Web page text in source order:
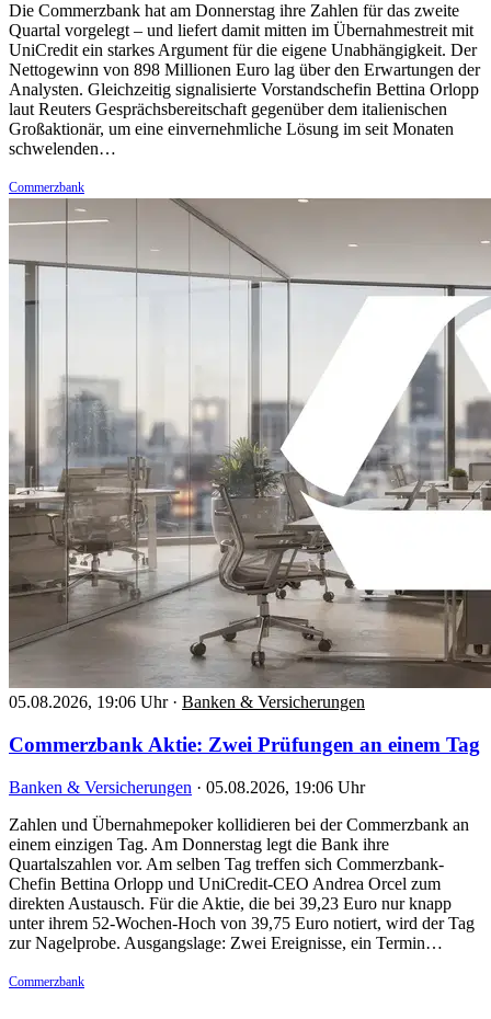
Die Commerzbank hat am Donnerstag ihre Zahlen für das zweite
Quartal vorgelegt – und liefert damit mitten im Übernahmestreit mit
UniCredit ein starkes Argument für die eigene Unabhängigkeit. Der
Nettogewinn von 898 Millionen Euro lag über den Erwartungen der
Analysten. Gleichzeitig signalisierte Vorstandschefin Bettina Orlopp
laut Reuters Gesprächsbereitschaft gegenüber dem italienischen
Großaktionär, um eine einvernehmliche Lösung im seit Monaten
schwelenden…
Commerzbank
05.08.2026, 19:06 Uhr · Banken & Versicherungen
Commerzbank Aktie: Zwei Prüfungen an einem Tag
Banken & Versicherungen · 05.08.2026, 19:06 Uhr
Zahlen und Übernahmepoker kollidieren bei der Commerzbank an
einem einzigen Tag. Am Donnerstag legt die Bank ihre
Quartalszahlen vor. Am selben Tag treffen sich Commerzbank-
Chefin Bettina Orlopp und UniCredit-CEO Andrea Orcel zum
direkten Austausch. Für die Aktie, die bei 39,23 Euro nur knapp
unter ihrem 52-Wochen-Hoch von 39,75 Euro notiert, wird der Tag
zur Nagelprobe. Ausgangslage: Zwei Ereignisse, ein Termin…
Commerzbank